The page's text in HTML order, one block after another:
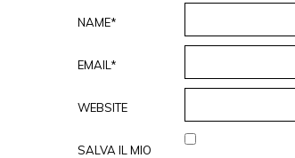
NAME*
EMAIL*
WEBSITE
SALVA IL MIO